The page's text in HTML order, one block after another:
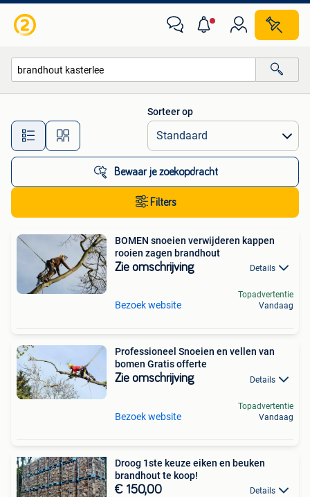
Alle afstanden…
Sorteer op
Bewaar je zoekopdracht
Filters
BOMEN snoeien verwijderen kappen
rooien zagen brandhout
Zie omschrijving Details
Bezoek website
Topadvertentie
Vandaag
Professioneel Snoeien en vellen van
bomen Gratis offerte
Zie omschrijving Details
Bezoek website
Topadvertentie
Vandaag
Droog 1ste keuze eiken en beuken
brandhout te koop!
€ 150,00 Details